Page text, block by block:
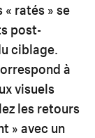
« ratés » se
post-
ciblage.
à
visuels
les retours
» avec un